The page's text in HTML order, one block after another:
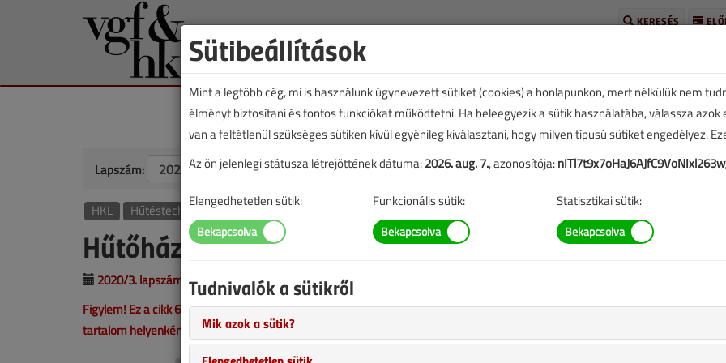
KERESÉS
Lapszám: TARTALOM
HKL Hűtéstechnika Tanulságos történetek
Hűtőház konténerből
2020/3. lapszám | Lantos Tivadar |
8641 |
Figylem! Ez a cikk 6 éve frissült utoljára. A benne szereplő információk mára aktualitásukat veszíthették, valamint a
tartalom helyenként hiányos lehet (képek, táblázatok stb.).
Sütibeállítások
Mint a legtöbb cég, mi is használunk úgynevezett sütiket (cookies) a honlapunkon, mert nélkülük nem
élményt biztosítani és fontos funkciókat működtetni. Ha beleegyezik a sütik használatába, válassza azok
van a feltétlenül szükséges sütiken kívül egyénileg kiválasztani, hogy milyen típusú sütiket engedélyez.
Az ön jelenlegi státusza létrejöttének dátuma:2026. aug. 7., azonosítója:
Elengedhetetlen sütik: Funkcionális sütik: Statisztikai sütik:
Tudnivalók a sütikről
Mik azok a sütik?